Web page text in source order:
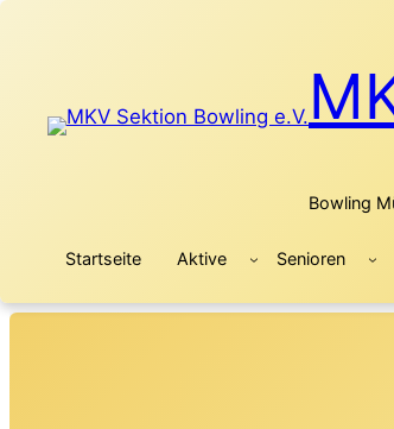
Bowling
Startseite Aktive Senioren